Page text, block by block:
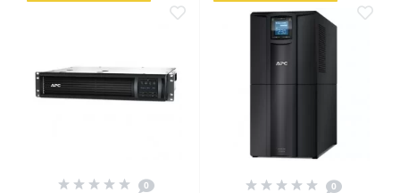
0 0